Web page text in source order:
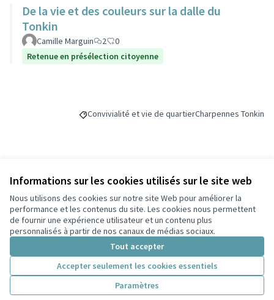
Informations sur les cookies utilisés sur le site web
Nous utilisons des cookies sur notre site Web pour améliorer la
performance et les contenus du site. Les cookies nous permettent
de fournir une expérience utilisateur et un contenu plus
personnalisés à partir de nos canaux de médias sociaux.
Tout accepter
Accepter seulement les cookies essentiels
Paramètres
De la vie et des couleurs sur la dalle du
Tonkin
Camille Marguin 2
0
Retenue en présélection citoyenne
Filtrer les résultats de la catégorie : Convivialité
Convivialité et vie de quartierFiltrer les résultats
Charpennes Tonkin
Budget
50 000 €
Suivre Partager
Référence : -PROJ-2023-09-256